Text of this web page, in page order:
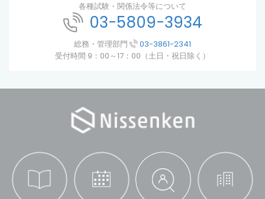
各種試験・関係法令等について
03-5809-3934
総務・管理部門
03-3861-2341
受付時間 9：00～17：00（土日・祝日除く）